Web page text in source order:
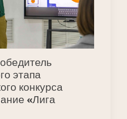
этапа
конкурса
«Лига